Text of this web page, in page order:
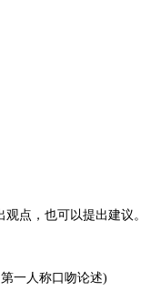
点，也可以提出建议。
一人称口吻论述)